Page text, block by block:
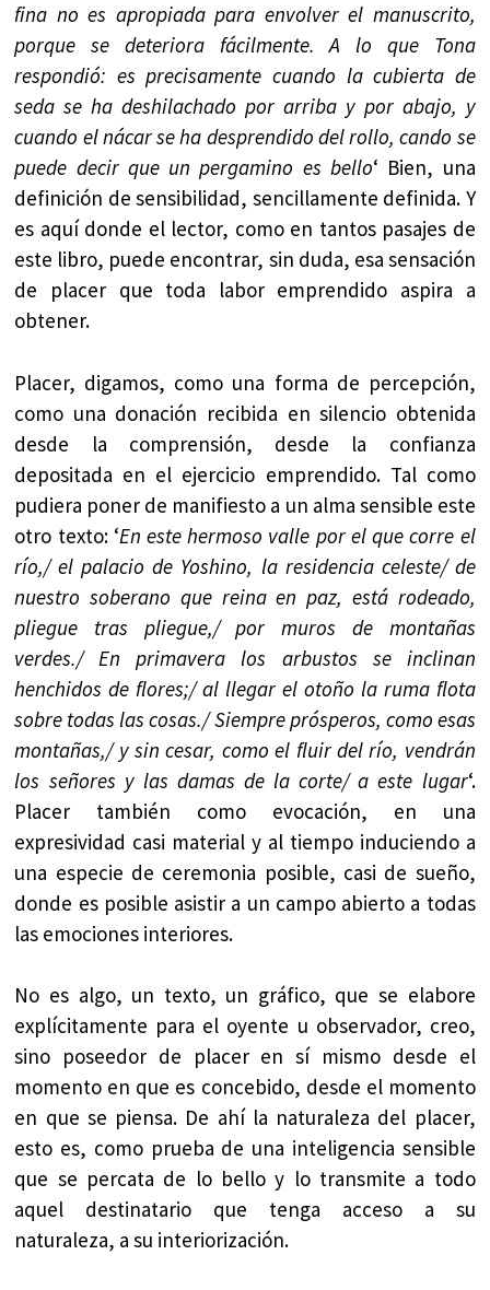
fina no es apropiada para envolver el manuscrito,
porque se deteriora fácilmente. A lo que Tona
respondió: es precisamente cuando la cubierta de
seda se ha deshilachado por arriba y por abajo, y
cuando el nácar se ha desprendido del rollo, cando se
puede decir que un pergamino es bello‘ Bien, una
definición de sensibilidad, sencillamente definida. Y
es aquí donde el lector, como en tantos pasajes de
este libro, puede encontrar, sin duda, esa sensación
de placer que toda labor emprendido aspira a
obtener.
Placer, digamos, como una forma de percepción,
como una donación recibida en silencio obtenida
desde la comprensión, desde la confianza
depositada en el ejercicio emprendido. Tal como
pudiera poner de manifiesto a un alma sensible este
otro texto: ‘En este hermoso valle por el que corre el
río,/ el palacio de Yoshino, la residencia celeste/ de
nuestro soberano que reina en paz, está rodeado,
pliegue tras pliegue,/ por muros de montañas
verdes./ En primavera los arbustos se inclinan
henchidos de flores;/ al llegar el otoño la ruma flota
sobre todas las cosas./ Siempre prósperos, como esas
montañas,/ y sin cesar, como el fluir del río, vendrán
los señores y las damas de la corte/ a este lugar‘.
Placer también como evocación, en una
expresividad casi material y al tiempo induciendo a
una especie de ceremonia posible, casi de sueño,
donde es posible asistir a un campo abierto a todas
las emociones interiores.
No es algo, un texto, un gráfico, que se elabore
explícitamente para el oyente u observador, creo,
sino poseedor de placer en sí mismo desde el
momento en que es concebido, desde el momento
en que se piensa. De ahí la naturaleza del placer,
esto es, como prueba de una inteligencia sensible
que se percata de lo bello y lo transmite a todo
aquel destinatario que tenga acceso a su
naturaleza, a su interiorización.